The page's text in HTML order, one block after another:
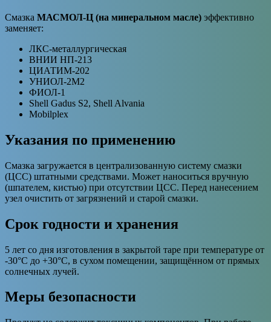
Смазка МАСМОЛ-Ц (на минеральном масле) эффективно
заменяет:
ЛКС-металлургическая
ВНИИ НП-213
ЦИАТИМ-202
УНИОЛ-2М2
ФИОЛ-1
Shell Gadus S2, Shell Alvania
Mobilplex
Указания по применению
Смазка загружается в централизованную систему смазки
(ЦСС) штатными средствами. Может наноситься вручную
(шпателем, кистью) при отсутствии ЦСС. Перед нанесением
узел очистить от загрязнений и старой смазки.
Срок годности и хранения
5 лет со дня изготовления в закрытой таре при температуре от
-30°C до +30°C, в сухом помещении, защищённом от прямых
солнечных лучей.
Меры безопасности